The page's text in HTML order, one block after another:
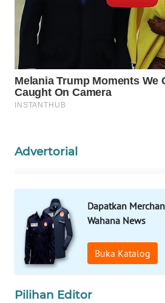
Advertorial
Dapatkan
Wahana News
Buka Katalog
Pilihan Editor
WN
SURABAYA
WN
NATUNA
WN
LIKUPANG
WN
LABUANBAJO
WN